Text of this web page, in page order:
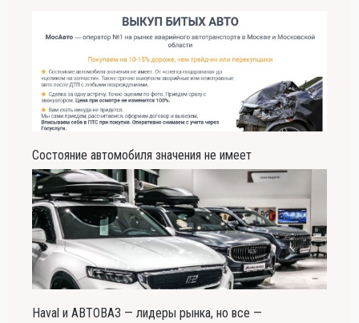
Состояние автомобиля значения не имеет
Haval и АВТОВАЗ — лидеры рынка, но все —